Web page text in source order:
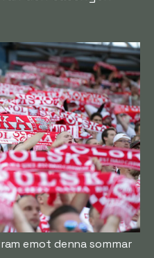
emot denna sommar